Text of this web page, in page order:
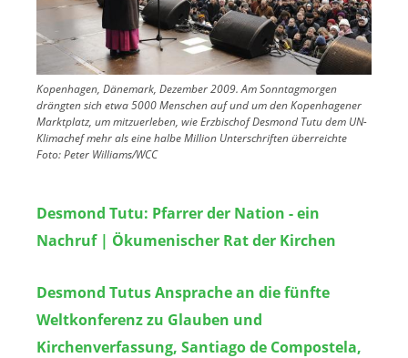
Kopenhagen, Dänemark, Dezember 2009. Am Sonntagmorgen
drängten sich etwa 5000 Menschen auf und um den Kopenhagener
Marktplatz, um mitzuerleben, wie Erzbischof Desmond Tutu dem UN-
Klimachef mehr als eine halbe Million Unterschriften überreichte
Foto:Peter Williams/WCC
Desmond Tutu: Pfarrer der Nation - ein
Nachruf | Ökumenischer Rat der Kirchen
Desmond Tutus Ansprache an die fünfte
Weltkonferenz zu Glauben und
Kirchenverfassung, Santiago de Compostela,